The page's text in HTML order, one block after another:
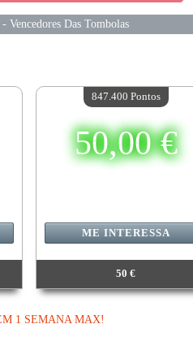
Vencedores Das Tombolas
50,00 €
50 €
Valor:847 400 Pontos
Data final:14/08/2026 23:59:59
ME INTERESSA
847.400 Pontos
1 SEMANA MAX!